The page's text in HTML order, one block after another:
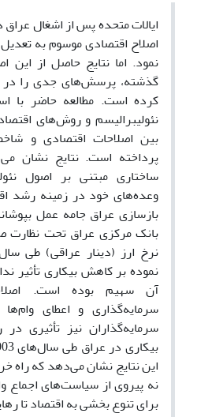
اصلاح اقتصادی موسوم به
نمود. اما نتایج حاصل از
گذشته، پرسش‌های جدی را در
کرده است. مطالعه حاضر با
نئولیبرالیسم و روش‌های
بین اصلاحات اقتصادی و
پرداخته است. نتایج نشان
ساختاری مبتنی بر اصول
وعده‌های خود در زمینه رشد
بازسازی عراق جامه عمل
بانک مرکزی عراق تحت نظارت
نموده بر کاهش بیکاری تأثیر
آن سهیم بوده است.
سرمایه‌گذاری و اعطای
سرمایه‌گذاران نیز تأثیری
این نتایج نشان می‌دهد که راه
نه پیروی از سیاست‌های اجماع
برای تنوع بخشی به اقتصاد تا